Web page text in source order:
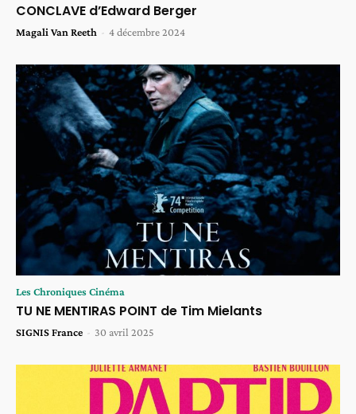
CONCLAVE d’Edward Berger
Magali Van Reeth - 4 décembre 2024
Les Chroniques Cinéma
TU NE MENTIRAS POINT de Tim Mielants
SIGNIS France - 30 avril 2025